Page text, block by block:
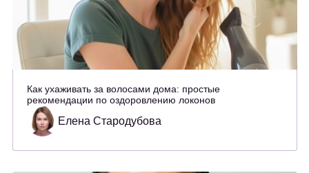
Как ухаживать за волосами дома: простые
рекомендации по оздоровлению локонов
Елена Стародубова